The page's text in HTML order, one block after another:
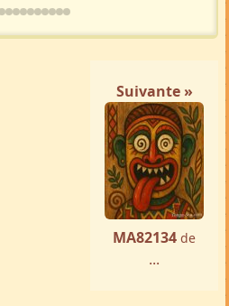
Suivante »
MA82134 de
...